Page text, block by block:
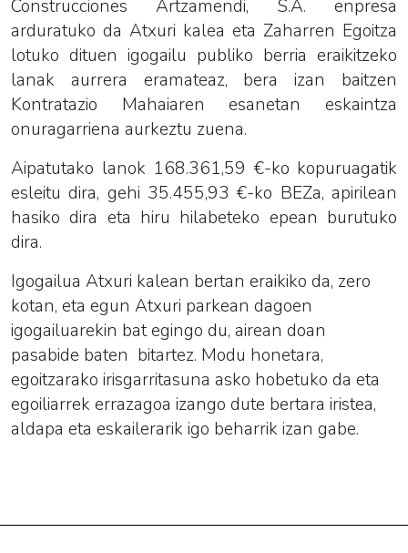
Construcciones Artzamendi, S.A. enpresa
arduratuko da Atxuri kalea eta Zaharren Egoitza
lotuko dituen igogailu publiko berria eraikitzeko
lanak aurrera eramateaz, bera izan baitzen
Kontratazio Mahaiaren esanetan eskaintza
onuragarriena aurkeztu zuena.
Aipatutako lanok 168.361,59 €-ko kopuruagatik
esleitu dira, gehi 35.455,93 €-ko BEZa, apirilean
hasiko dira eta hiru hilabeteko epean burutuko
dira.
Igogailua Atxuri kalean bertan eraikiko da, zero
kotan, eta egun Atxuri parkean dagoen
igogailuarekin bat egingo du, airean doan
pasabide baten bitartez. Modu honetara,
egoitzarako irisgarritasuna asko hobetuko da eta
egoiliarrek errazagoa izango dute bertara iristea,
aldapa eta eskailerarik igo beharrik izan gabe.